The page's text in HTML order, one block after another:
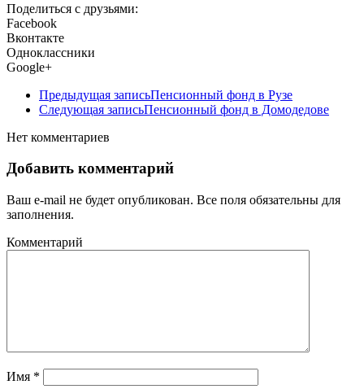
Поделиться с друзьями:
Facebook
Вконтакте
Одноклассники
Google+
Предыдущая записьПенсионный фонд в Рузе
Следующая записьПенсионный фонд в Домодедове
Нет комментариев
Добавить комментарий
Ваш e-mail не будет опубликован. Все поля обязательны для
заполнения.
Комментарий
Имя *